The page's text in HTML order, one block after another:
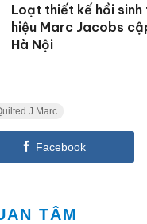
Loạt thiết kế hồi sinh
hiệu Marc Jacobs
Hà Nội
J Marc
Facebook
TÂM